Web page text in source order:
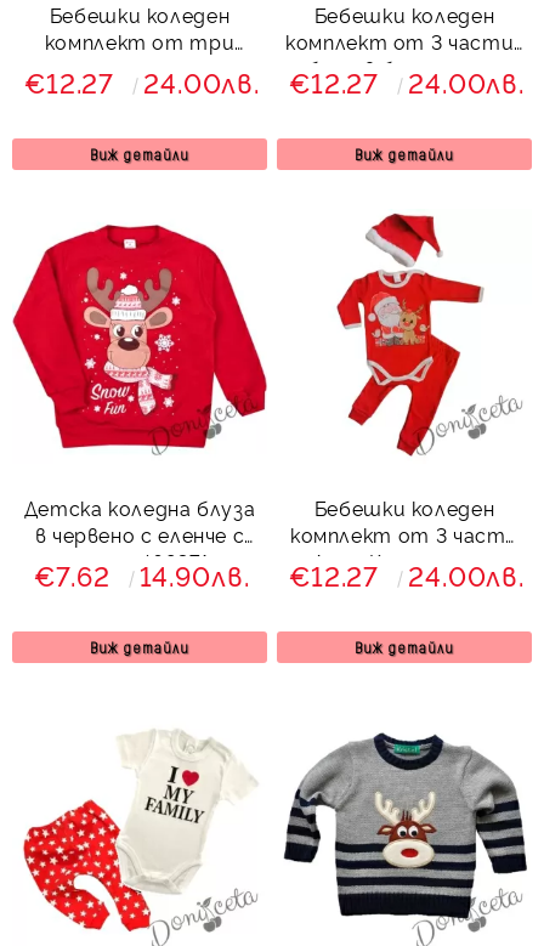
Бебешки коледен
комплект от три
части с еленче
€12.27 24.00лв.
Виж детайли
Бебешки коледен
комплект от 3 части-
боди в бяло с дядо
Коледа и сърничка
€12.27 24.00лв.
Виж детайли
Детска коледна блуза
в червено с еленче с
шалче 469371
€7.62 14.90лв.
Виж детайли
Бебешки коледен
комплект от 3 части
с Дядо Коледа и елен
€12.27 24.00лв.
Виж детайли